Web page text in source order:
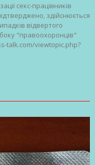
секс-працівників
здійснюється
відвертого
"правоохоронців"
talk.com/viewtopic.php?